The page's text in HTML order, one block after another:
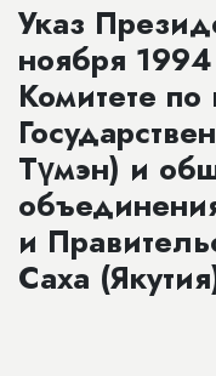
Указ
ноября
Комитете
Түмэн) и
и
Саха